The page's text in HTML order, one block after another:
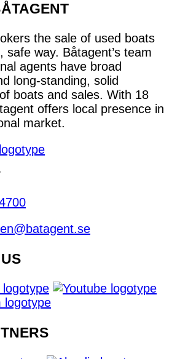
the sale of used boats
safe way. Båtagent’s team
agents have broad
long-standing, solid
boats and sales. With 18
offers local presence in
market.